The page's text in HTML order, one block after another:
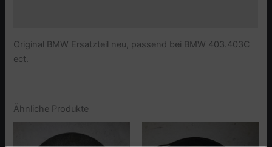
Original BMW Ersatzteil neu, passend bei BMW 403.403C
ect.
Ähnliche Produkte